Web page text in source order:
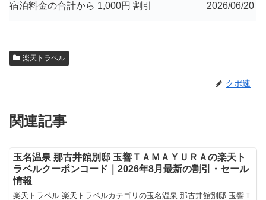
宿泊料金の合計から 1,000円 割引 2026/06/20
楽天トラベル
クポ速
関連記事
玉名温泉 那古井館別邸 玉響ＴＡＭＡＹＵＲＡの楽天ト
ラベルクーポンコード｜2026年8月最新の割引・セール
情報
楽天トラベル 楽天トラベルカテゴリの玉名温泉 那古井館別邸 玉響Ｔ